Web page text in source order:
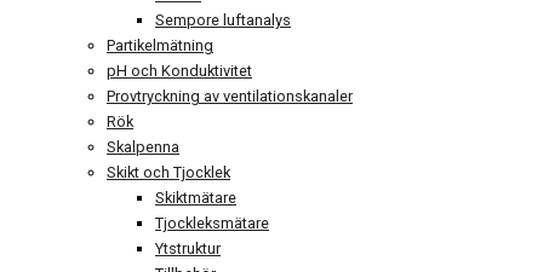
Sempore luftanalys
Partikelmätning
pH och Konduktivitet
Provtryckning av ventilationskanaler
Rök
Skalpenna
Skikt och Tjocklek
Skiktmätare
Tjockleksmätare
Ytstruktur